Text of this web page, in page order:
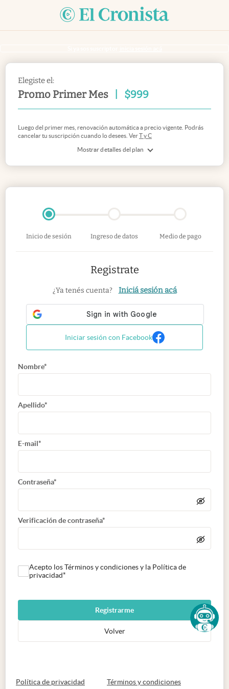
Elegiste el:
Promo Primer Mes $999
Mostrar detalles del plan
Luego del primer mes, renovación automática a precio vigente. Podrás
cancelar tu suscripción cuando lo desees. VerT y C
Inicio de sesión Ingreso de datos Medio de pago
Registrate
¿Ya tenés cuenta? Iniciá sesión acá
Iniciar sesión con Facebook
Nombre*
Apellido*
E-mail*
Contraseña*
Verificación de contraseña*
Acepto los Términos y condiciones y la Política de
privacidad*
Registrarme
Volver
Política de privacidad abre en nueva pestaña
Términos y condicionesabre en nueva